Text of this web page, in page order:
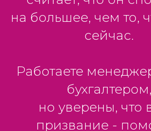
на большее, чем то,
сейчас.
Работаете
бухгалтером,
но уверены, что
призвание -